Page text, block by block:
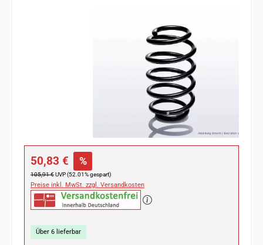
Verkaufspreis:
50,83 € %
Regulärer Preis:
105,91 €UVP (52.01% gespart)
Preise inkl. MwSt. zzgl. Versandkosten
Über 6 lieferbar